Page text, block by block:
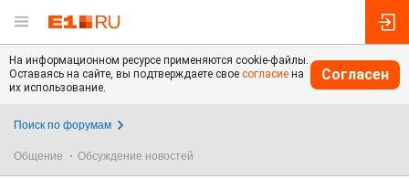
На информационном ресурсе применяются cookie-файлы.
Оставаясь на сайте, вы подтверждаете свое согласие на
их использование.
Согласен
Поиск по форумам
Общение Обсуждение новостей